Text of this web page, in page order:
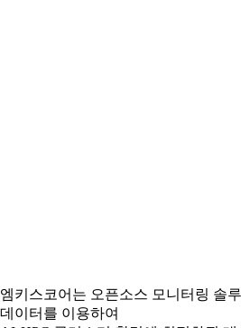
엠키스코어는 오픈소스 모니터링 솔
데이터를 이용하여